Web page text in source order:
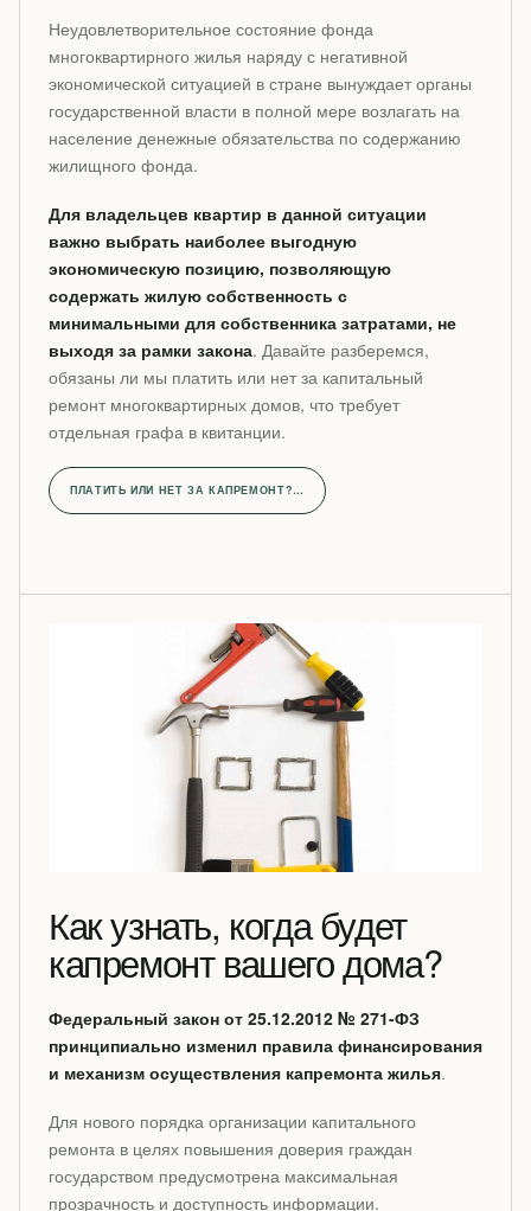
Неудовлетворительное состояние фонда
многоквартирного жилья наряду с негативной
экономической ситуацией в стране вынуждает органы
государственной власти в полной мере возлагать на
население денежные обязательства по содержанию
жилищного фонда.
Для владельцев квартир в данной ситуации
важно выбрать наиболее выгодную
экономическую позицию, позволяющую
содержать жилую собственность с
минимальными для собственника затратами, не
выходя за рамки закона. Давайте разберемся,
обязаны ли мы платить или нет за капитальный
ремонт многоквартирных домов, что требует
отдельная графа в квитанции.
ПЛАТИТЬ ИЛИ НЕТ ЗА КАПРЕМОНТ?…
Как узнать, когда будет
капремонт вашего дома?
Федеральный закон от 25.12.2012 № 271-ФЗ
принципиально изменил правила финансирования
и механизм осуществления капремонта жилья.
Для нового порядка организации капитального
ремонта в целях повышения доверия граждан
государством предусмотрена максимальная
прозрачность и доступность информации.